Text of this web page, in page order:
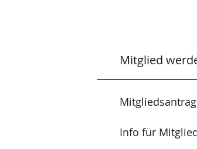
Mitglied
Mitgliedsantrag
Info für